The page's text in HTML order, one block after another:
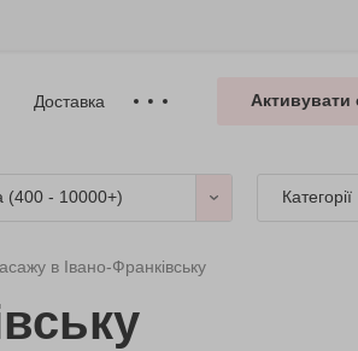
Доставка Активувати
(400 - 10000+) Категорії
в Івано-Франківську